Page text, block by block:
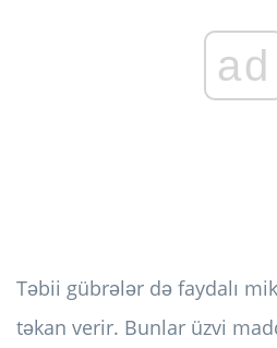
ad
Təbii gübrələr də faydalı
təkan verir. Bunlar üzvi